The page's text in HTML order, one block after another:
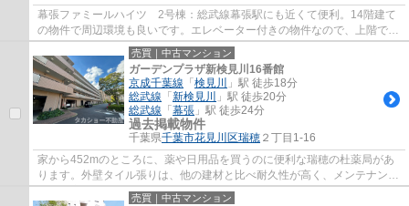
幕張ファミールハイツ 2号棟：総武線幕張駅にも近くて便利。14階建て
の物件で周辺環境も良いです。エレベーター付きの物件なので、上階でも
上り下りが楽です。駅までは徒歩11分でアク...
売買｜中古マンション
ガーデンプラザ新検見川16番館
京成千葉線 「 検見川
」駅 徒歩18分
総武線 「 新検見川
」駅 徒歩20分
総武線 「 幕張 」駅 徒歩24分
過去掲載物件
千葉県千葉市花見川区瑞穂 ２丁目1-16
家から452mのところに、薬や日用品を買うのに便利な瑞穂の杜薬局があ
ります。外壁タイル張りは、他の建材と比べ耐久性が高く、メンテナンス
費用が安価なのが特徴です。敷地内に2基のエ...
売買｜中古マンション